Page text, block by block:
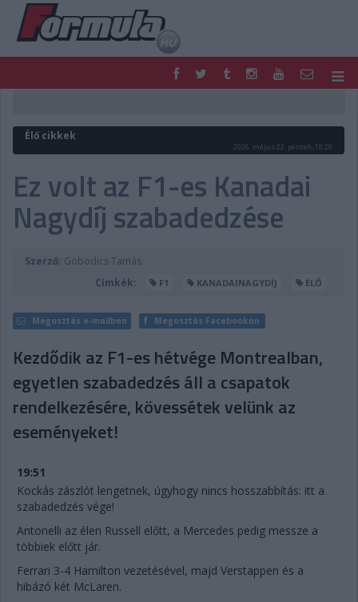
FORMULA
MOTOR
PODCAST
SHOP
LIVE
TIPPJÁTÉK
DIGITÁLIS MAGAZIN
PONTÁLLÁSOK
Élő cikkek
2026. május 22. péntek, 18:20
Ez volt az F1-es Kanadai
Nagydíj szabadedzése
Szerző: Gobodics Tamás
Címkék:
F1 KANADAINAGYDÍJ ÉLŐ
Megosztás e-mailben Megosztás Facebookon
Kezdődik az F1-es hétvége Montrealban,
egyetlen szabadedzés áll a csapatok
rendelkezésére, kövessétek velünk az
eseményeket!
19:51
Kockás zászlót lengetnek, úgyhogy nincs hosszabbítás: itt a
szabadedzés vége!
Antonelli az élen Russell előtt, a Mercedes pedig messze a
többiek előtt jár.
Ferrari 3-4 Hamilton vezetésével, majd Verstappen és a
hibázó két McLaren.